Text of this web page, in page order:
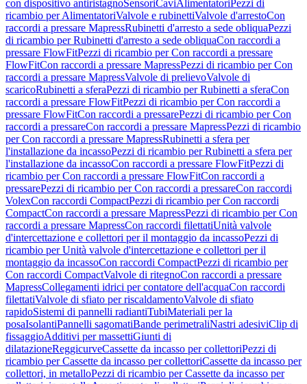
con dispositivo antiristagnoSensoriCaviAlimentatori Pezzi di
ricambio per AlimentatoriValvole e rubinettiValvole d'arrestoCon
raccordi a pressare MapressRubinetti d'arresto a sede obliquaPezzi
di ricambio per Rubinetti d'arresto a sede obliquaCon raccordi a
pressare FlowFitPezzi di ricambio per Con raccordi a pressare
FlowFitCon raccordi a pressare MapressPezzi di ricambio per Con
raccordi a pressare MapressValvole di prelievoValvole di
scaricoRubinetti a sferaPezzi di ricambio per Rubinetti a sferaCon
raccordi a pressare FlowFitPezzi di ricambio per Con raccordi a
pressare FlowFitCon raccordi a pressarePezzi di ricambio per Con
raccordi a pressareCon raccordi a pressare MapressPezzi di ricambio
per Con raccordi a pressare MapressRubinetti a sfera per
l'installazione da incassoPezzi di ricambio per Rubinetti a sfera per
l'installazione da incassoCon raccordi a pressare FlowFitPezzi di
ricambio per Con raccordi a pressare FlowFitCon raccordi a
pressarePezzi di ricambio per Con raccordi a pressareCon raccordi
VolexCon raccordi CompactPezzi di ricambio per Con raccordi
CompactCon raccordi a pressare MapressPezzi di ricambio per Con
raccordi a pressare MapressCon raccordi filettatiUnità valvole
d'intercettazione e collettori per il montaggio da incassoPezzi di
ricambio per Unità valvole d'intercettazione e collettori per il
montaggio da incassoCon raccordi CompactPezzi di ricambio per
Con raccordi CompactValvole di ritegnoCon raccordi a pressare
MapressCollegamenti idrici per contatore dell'acquaCon raccordi
filettatiValvole di sfiato per riscaldamentoValvole di sfiato
rapidoSistemi di pannelli radiantiTubiMateriali per la
posaIsolantiPannelli sagomatiBande perimetraliNastri adesiviClip di
fissaggioAdditivi per massettiGiunti di
dilatazioneReggicurveCassette da incasso per collettoriPezzi di
ricambio per Cassette da incasso per collettoriCassette da incasso per
collettori, in metalloPezzi di ricambio per Cassette da incasso per